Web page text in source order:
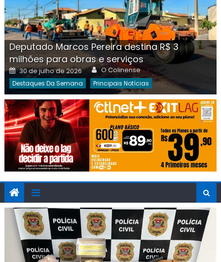
Deputado Marcos Pereira destina R$ 3
milhões para obras e serviços
Posted
on
30 de julho de 2026 Author
O Colinense
Destaques Da Semana Principais Notícias